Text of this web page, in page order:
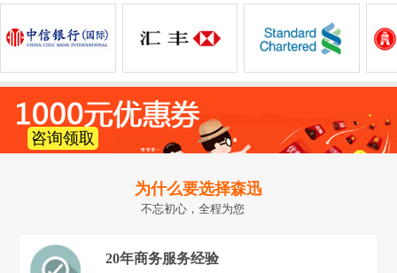
咨询领取
为什么要选择森迅
不忘初心，全程为您
20年商务服务经验